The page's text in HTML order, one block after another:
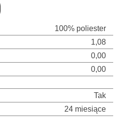
100% poliester
1,08
0,00
0,00
Tak
24 miesiące